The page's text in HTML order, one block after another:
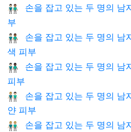
👨🏻‍🤝‍👨🏽
손을 잡고 있는 두 명의 남
부
👨🏻‍🤝‍👨🏾
손을 잡고 있는 두 명의 남
색 피부
👨🏻‍🤝‍👨🏿
손을 잡고 있는 두 명의 남
피부
👨🏼‍🤝‍👨🏻
손을 잡고 있는 두 명의 남
얀 피부
👬🏼 손을 잡고 있는 두 명의 남